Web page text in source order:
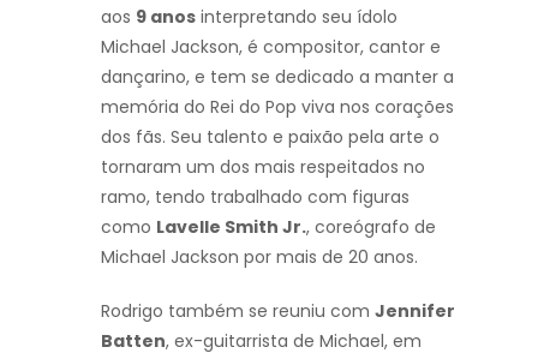
aos 9 anos interpretando seu ídolo
Michael Jackson, é compositor, cantor e
dançarino, e tem se dedicado a manter a
memória do Rei do Pop viva nos corações
dos fãs. Seu talento e paixão pela arte o
tornaram um dos mais respeitados no
ramo, tendo trabalhado com figuras
como Lavelle Smith Jr., coreógrafo de
Michael Jackson por mais de 20 anos.
Rodrigo também se reuniu com Jennifer
Batten, ex-guitarrista de Michael, em